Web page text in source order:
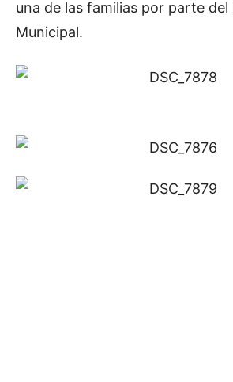
una de las familias por parte
Municipal.